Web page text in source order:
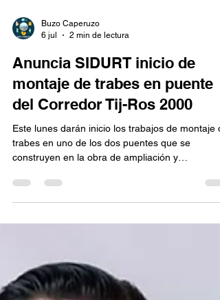
6 jul
2 min de lectura
Anuncia SIDURT inicio de
modernización del Corredor Tijuana-Rosarito
2000, en su tramo norte, informó la Secretaría
Infraestructura, Desarrollo Urbano y